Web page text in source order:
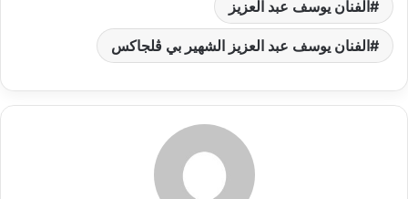
ي
ا
الفنان يوسف عبد العزيز
الفنان يوسف عبد العزيز الشهير بي ڤلجاكس